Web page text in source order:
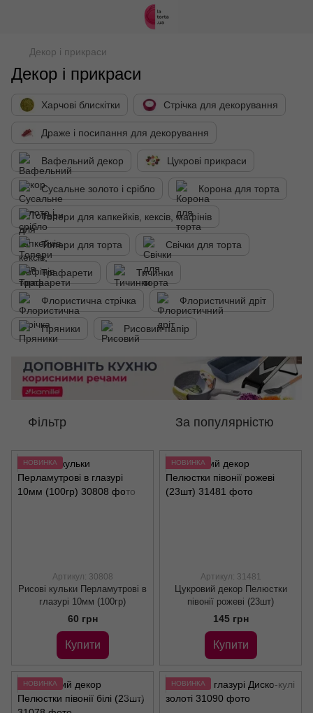
Декор і прикраси
Декор і прикраси
Харчові блискітки Стрічка для декорування
Драже і посипання для декорування
Вафельний декор Цукрові прикраси
Сусальне золото і срібло Корона для торта
Топери для капкейків, кексів, мафінів
Топери для торта Свічки для торта
Трафарети Тичинки
Флористична стрічка Флористичний дріт
Пряники Рисовий папір
Фільтр За популярністю
НОВИНКА
Артикул: 30808
Рисові кульки Перламутрові в
глазурі 10мм (100гр)
60 грн
Купити
НОВИНКА
Артикул: 31481
Цукровий декор Пелюстки
півонії рожеві (23шт)
145 грн
Купити
НОВИНКА НОВИНКА